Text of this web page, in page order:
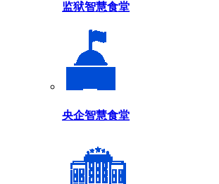
监狱智慧食堂
央企智慧食堂